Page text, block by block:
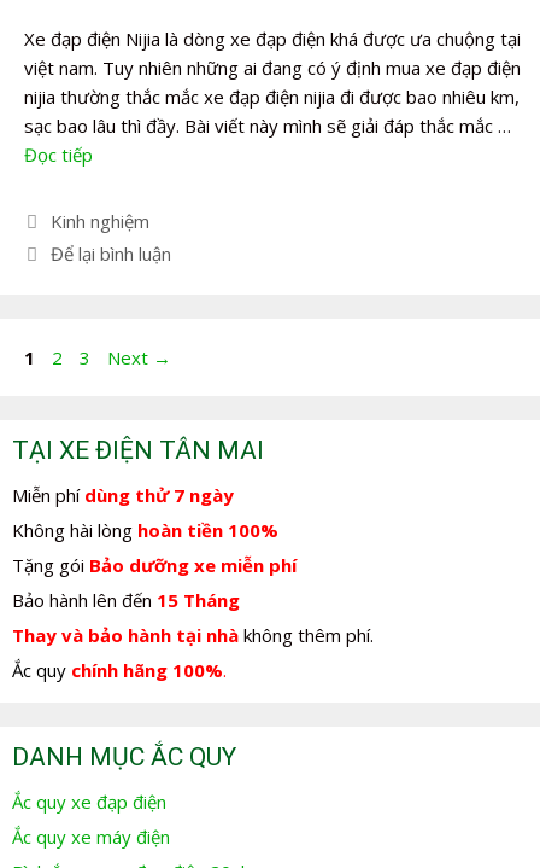
Xe đạp điện Nijia là dòng xe đạp điện khá được ưa chuộng tại
việt nam. Tuy nhiên những ai đang có ý định mua xe đạp điện
nijia thường thắc mắc xe đạp điện nijia đi được bao nhiêu km,
sạc bao lâu thì đầy. Bài viết này mình sẽ giải đáp thắc mắc …
Đọc tiếp
Danh
mục
Kinh nghiệm
Để lại bình luận
Điều
viết
Page
1 Page
2 Page
3 Next →
TẠI XE ĐIỆN TÂN MAI
Miễn phí dùng thử 7 ngày
Không hài lòng hoàn tiền 100%
Tặng gói Bảo dưỡng xe miễn phí
Bảo hành lên đến 15 Tháng
Thay và bảo hành tại nhà không thêm phí.
Ắc quy chính hãng 100%.
DANH MỤC ẮC QUY
Ắc quy xe đạp điện
Ắc quy xe máy điện